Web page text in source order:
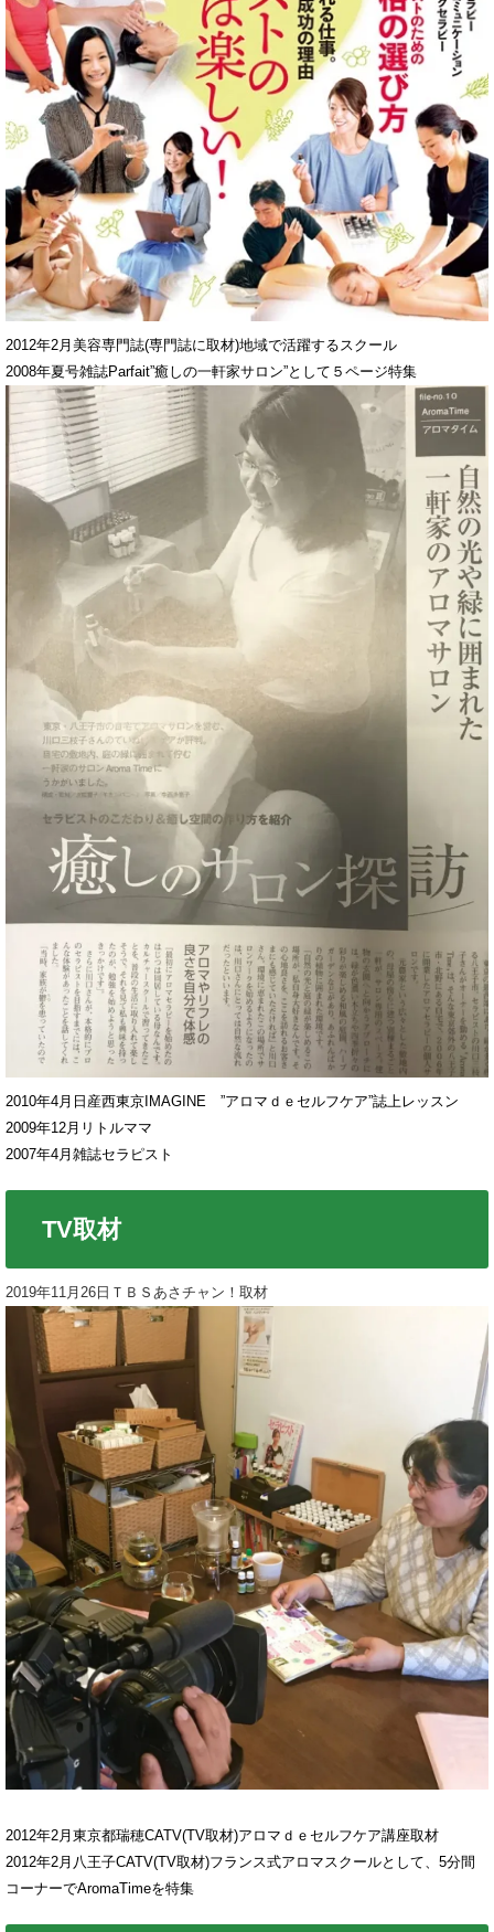
2012年2月美容専門誌(専門誌に取材)地域で活躍するスクール
2008年夏号雑誌Parfait”癒しの一軒家サロン”として５ページ特集
2010年4月日産西東京IMAGINE ”アロマｄｅセルフケア”誌上レッスン
2009年12月リトルママ
2007年4月雑誌セラピスト
TV取材
2019年11月26日ＴＢＳあさチャン！取材
2012年2月東京都瑞穂CATV(TV取材)アロマｄｅセルフケア講座取材
2012年2月八王子CATV(TV取材)フランス式アロマスクールとして、5分間
コーナーでAromaTimeを特集